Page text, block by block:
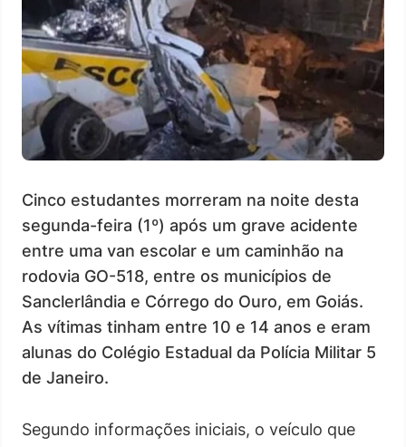
Cinco estudantes morreram na noite desta
segunda-feira (1º) após um grave acidente
entre uma van escolar e um caminhão na
rodovia GO-518, entre os municípios de
Sanclerlândia e Córrego do Ouro, em Goiás.
As vítimas tinham entre 10 e 14 anos e eram
alunas do Colégio Estadual da Polícia Militar 5
de Janeiro.
Segundo informações iniciais, o veículo que